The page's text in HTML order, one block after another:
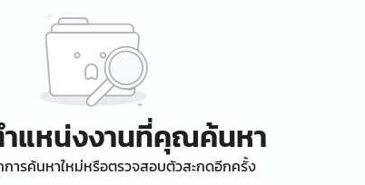
แหน่งงานที่คุณค้นหา
การค้นหาใหม่หรือตรวจสอบตัวสะกดอีกครั้ง